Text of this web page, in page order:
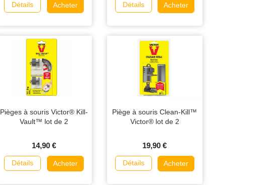
Détails Acheter Détails Acheter
Pièges à souris Victor® Kill-
Vault™ lot de 2
14,90 €
Détails Acheter
Piège à souris Clean-Kill™
Victor® lot de 2
19,90 €
Détails Acheter